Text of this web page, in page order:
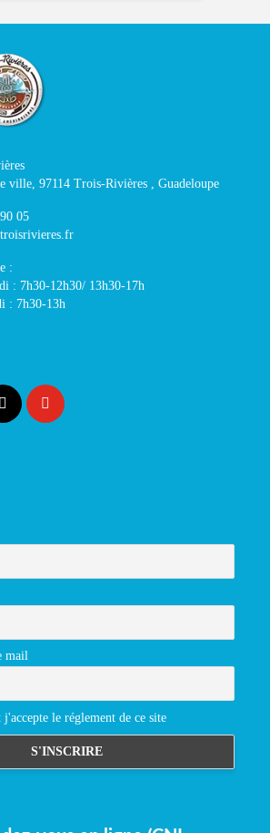
ville, 97114 Trois-Rivières , Guadeloupe
05
:
: 7h30-12h30/ 13h30-17h
: 7h30-13h
mail
le réglement de ce site